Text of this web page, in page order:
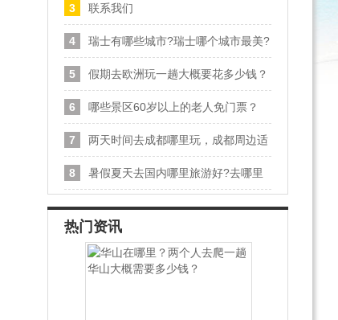
3 联系我们
4
瑞士有哪些城市?瑞士哪个城市最美?
瑞士最美城市排名
5
假期去欧洲玩一趟大概要花多少钱？
6 哪些景区60岁以上的老人免门票？
7
两天时间去成都哪里玩，成都周边适
合两日游的景点
8
暑假夏天去国内哪里旅游好?去哪里
旅游不热?
热门资讯